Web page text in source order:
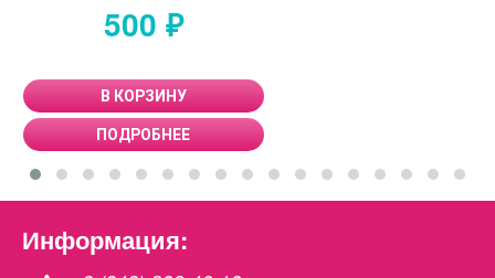
500 ₽
В КОРЗИНУ
ПОДРОБНЕЕ
Информация: